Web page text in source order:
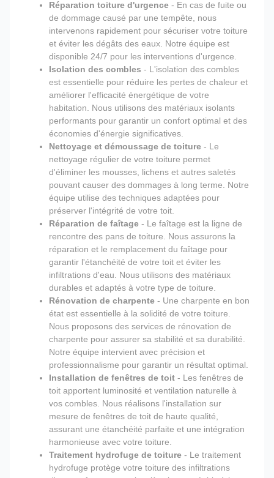
Réparation toiture d'urgence - En cas de fuite ou
de dommage causé par une tempête, nous
intervenons rapidement pour sécuriser votre toiture
et éviter les dégâts des eaux. Notre équipe est
disponible 24/7 pour les interventions d'urgence.
Isolation des combles - L'isolation des combles
est essentielle pour réduire les pertes de chaleur et
améliorer l'efficacité énergétique de votre
habitation. Nous utilisons des matériaux isolants
performants pour garantir un confort optimal et des
économies d'énergie significatives.
Nettoyage et démoussage de toiture - Le
nettoyage régulier de votre toiture permet
d'éliminer les mousses, lichens et autres saletés
pouvant causer des dommages à long terme. Notre
équipe utilise des techniques adaptées pour
préserver l'intégrité de votre toit.
Réparation de faîtage - Le faîtage est la ligne de
rencontre des pans de toiture. Nous assurons la
réparation et le remplacement du faîtage pour
garantir l'étanchéité de votre toit et éviter les
infiltrations d'eau. Nous utilisons des matériaux
durables et adaptés à votre type de toiture.
Rénovation de charpente - Une charpente en bon
état est essentielle à la solidité de votre toiture.
Nous proposons des services de rénovation de
charpente pour assurer sa stabilité et sa durabilité.
Notre équipe intervient avec précision et
professionnalisme pour garantir un résultat optimal.
Installation de fenêtres de toit - Les fenêtres de
toit apportent luminosité et ventilation naturelle à
vos combles. Nous réalisons l'installation sur
mesure de fenêtres de toit de haute qualité,
assurant une étanchéité parfaite et une intégration
harmonieuse avec votre toiture.
Traitement hydrofuge de toiture - Le traitement
hydrofuge protège votre toiture des infiltrations